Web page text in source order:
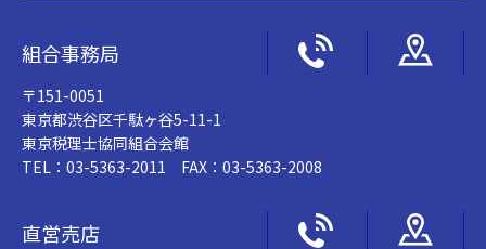
組合事務局
〒151-0051
東京都渋谷区千駄ヶ谷5-11-1
東京税理士協同組合会館
TEL：03-5363-2011 FAX：03-5363-2008
直営売店